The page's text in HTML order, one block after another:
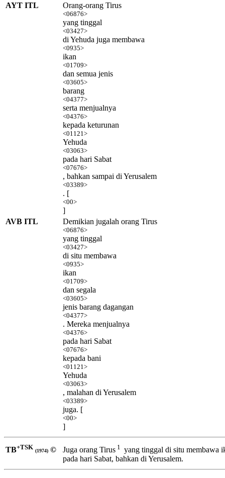
AYT ITL
Orang-orang Tirus
<06876>
yang tinggal
<03427>
di Yehuda juga membawa
<0935>
ikan
<01709>
dan semua jenis
<03605>
barang
<04377>
serta menjualnya
<04376>
kepada keturunan
<01121>
Yehuda
<03063>
pada hari Sabat
<07676>
, bahkan sampai di Yerusalem
<03389>
. [
<00>
]
AVB ITL
Demikian jugalah orang Tirus
<06876>
yang tinggal
<03427>
di situ membawa
<0935>
ikan
<01709>
dan segala
<03605>
jenis barang dagangan
<04377>
. Mereka menjualnya
<04376>
pada hari Sabat
<07676>
kepada bani
<01121>
Yehuda
<03063>
, malahan di Yerusalem
<03389>
juga. [
<00>
]
TB+TSK (1974) © Juga orang Tirus 1
yang tinggal di situ membawa
pada hari Sabat, bahkan di Yerusalem.